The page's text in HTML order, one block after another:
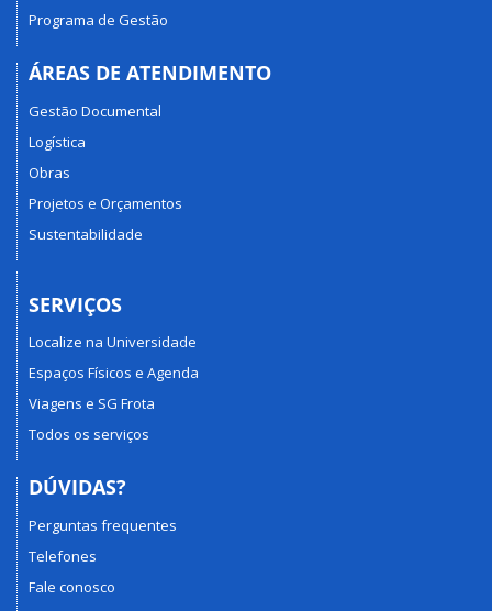
Programa de Gestão
ÁREAS DE ATENDIMENTO
Gestão Documental
Logística
Obras
Projetos e Orçamentos
Sustentabilidade
SERVIÇOS
Localize na Universidade
Espaços Físicos e Agenda
Viagens e SG Frota
Todos os serviços
DÚVIDAS?
Perguntas frequentes
Telefones
Fale conosco